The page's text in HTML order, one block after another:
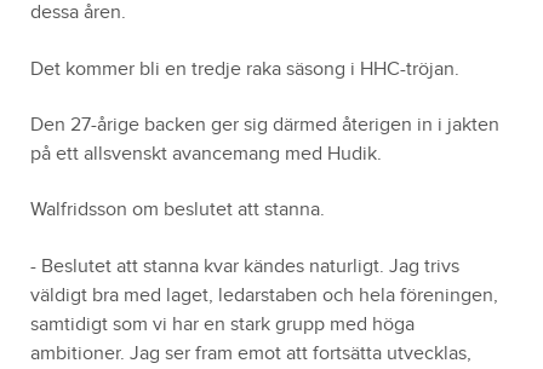
dessa åren.
Det kommer bli en tredje raka säsong i HHC-tröjan.
Den 27-årige backen ger sig därmed återigen in i jakten
på ett allsvenskt avancemang med Hudik.
Walfridsson om beslutet att stanna.
- Beslutet att stanna kvar kändes naturligt. Jag trivs
väldigt bra med laget, ledarstaben och hela föreningen,
samtidigt som vi har en stark grupp med höga
ambitioner. Jag ser fram emot att fortsätta utvecklas,